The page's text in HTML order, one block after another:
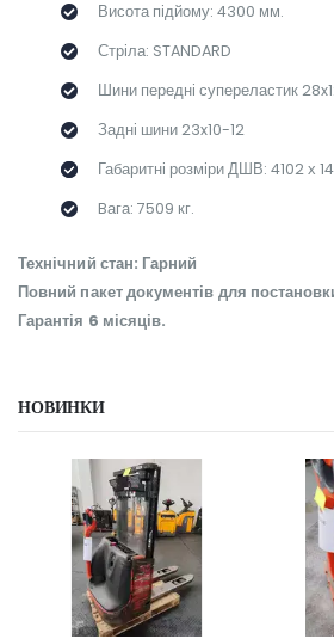
Висота підйому: 4300 мм.
Стріла: STANDARD
Шини передні супереластик
Задні шини 23x10-12
Габаритні розміри ДШВ: 4102 х
Bага: 7509 кг.
Технічний стан: Гарний
Повний пакет документів для
Гарантія 6 місяців.
НОВИНКИ